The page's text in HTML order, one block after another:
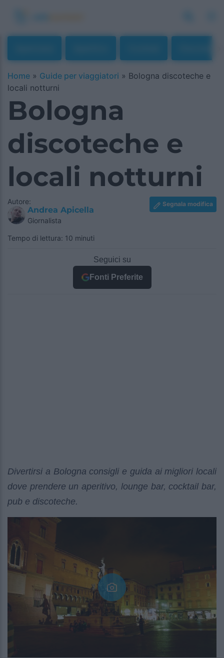
Home » Guide per viaggiatori » Bologna discoteche e
locali notturni
Bologna
discoteche e
locali notturni
Autore:
Andrea Apicella
Giornalista
Segnala modifica
Tempo di lettura: 10 minuti
Seguici su
Fonti Preferite
Divertirsi a Bologna consigli e guida ai migliori locali
dove prendere un aperitivo, lounge bar, cocktail bar,
pub e discoteche.